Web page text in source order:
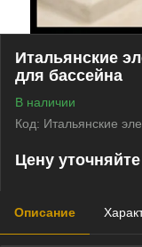
Итальянские
для бассейна
В наличии
Код: Итальянские
Цену уточняйте
Описание